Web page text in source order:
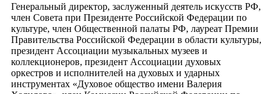
Генеральный директор, заслуженный деятель искусств РФ,
член Совета при Президенте Российской Федерации по
культуре, член Общественной палаты РФ, лауреат Премии
Правительства Российской Федерации в области культуры,
президент Ассоциации музыкальных музеев и
коллекционеров, президент Ассоциации духовых
оркестров и исполнителей на духовых и ударных
инструментах «Духовое общество имени Валерия